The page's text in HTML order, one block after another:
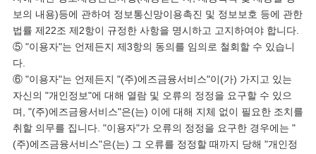
보의 내용)등에 관하여 정보통신망이용촉진 및 정보보호 등에 관한
법률 제22조 제2항이 규정한 사항을 명시하고 고지하여야 합니다.
⑤ "이용자"는 언제든지 제3항의 동의를 임의로 철회할 수 있습니
다.
⑥ "이용자"는 언제든지 "(주)에즈금융서비스"이(가) 가지고 있는
자신의 "개인정보"에 대해 열람 및 오류의 정정을 요구할 수 있으
며, "(주)에즈금융서비스"은(는) 이에 대해 지체 없이 필요한 조치를
취할 의무를 집니다. "이용자"가 오류의 정정을 요구한 경우에는 "
(주)에즈금융서비스"은(는) 그 오류를 정정할 때까지 당해 "개인정